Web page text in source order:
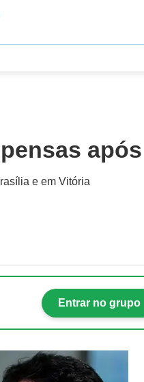
e em Vitória
Entrar no grupo